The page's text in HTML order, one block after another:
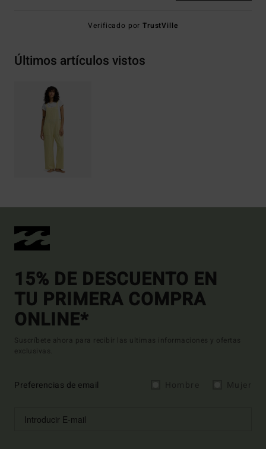
Verificado porTrustVille
Últimos artículos vistos
15% DE DESCUENTO EN
TU PRIMERA COMPRA
ONLINE*
Suscríbete ahora para recibir las ultimas informaciones y ofertas
exclusivas.
Preferencias de email